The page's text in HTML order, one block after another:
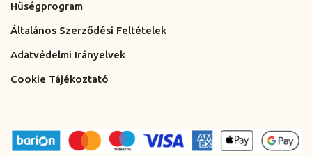
Hűségprogram
Általános Szerződési Feltételek
Adatvédelmi Irányelvek
Cookie Tájékoztató